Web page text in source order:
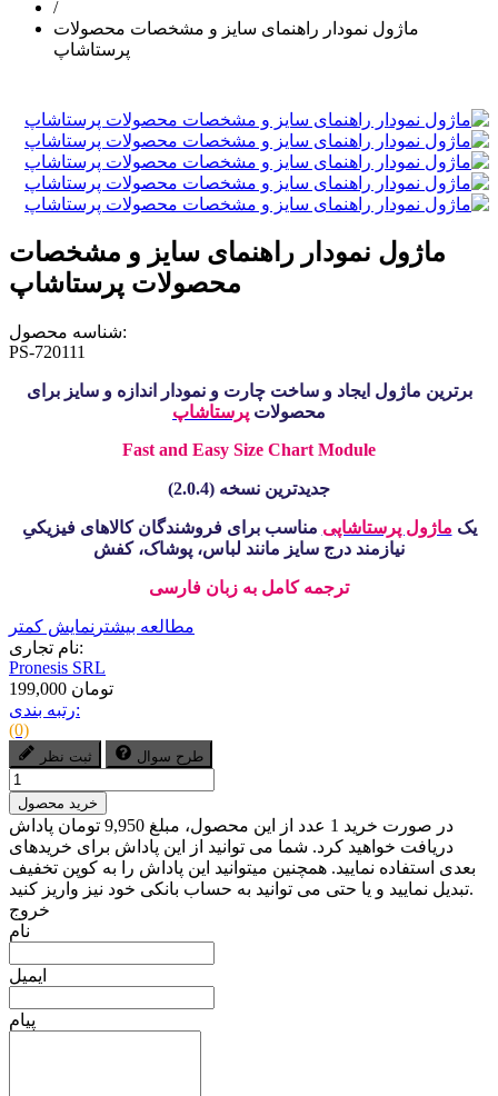
/
ماژول نمودار راهنمای سایز و مشخصات محصولات
پرستاشاپ
ماژول نمودار راهنمای سایز و مشخصات
محصولات پرستاشاپ
شناسه محصول:
PS-720111
برترین ماژول ایجاد و ساخت چارت و نمودار اندازه و سایز برای
محصولات پرستاشاپ
Fast and Easy Size Chart Module
جدیدترین نسخه (2.0.4)
یک ماژول پرستاشاپی مناسب برای فروشندگان کالاهای فیزیکیِ
نیازمند درج سایز مانند لباس، پوشاک، کفش
ترجمه کامل به زبان فارسی
مطالعه بیشتر نمایش کمتر
نام تجاری:
Pronesis SRL
199,000 تومان
رتبه بندی:
(0)
ثبت نظر طرح سوال
خرید محصول
در صورت خرید 1 عدد از این محصول، مبلغ 9,950 تومان پاداش
دریافت خواهید کرد. شما می توانید از این پاداش برای خریدهای
بعدی استفاده نمایید. همچنین میتوانید این پاداش را به کوپن تخفیف
تبدیل نمایید و یا حتی می توانید به حساب بانکی خود نیز واریز کنید.
خروج
نام
ایمیل
پیام